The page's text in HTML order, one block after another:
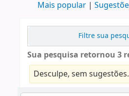
Mais popular
Filtre sua
Sua pesquisa retornou 3
Desculpe, sem sugestões.